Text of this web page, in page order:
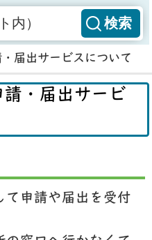
届出サービスについて
・届出サービ
て申請や届出を受付